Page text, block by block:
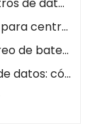
Los mejores monitores de batería para centros de datos
Cómo elegir el sistema de monitoreo de batería adecuado para centros de datos (2026)
Incendio de batería en un centro de datos: cómo prevenirlo con un sistema de monitoreo de batería